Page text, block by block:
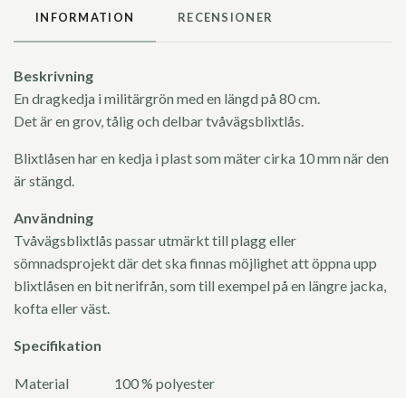
INFORMATION RECENSIONER
Beskrivning
En dragkedja i militärgrön med en längd på 80 cm.
Det är en grov, tålig och delbar tvåvägsblixtlås.
Blixtlåsen har en kedja i plast som mäter cirka 10 mm när den
är stängd.
Användning
Tvåvägsblixtlås passar utmärkt till plagg eller
sömnadsprojekt där det ska finnas möjlighet att öppna upp
blixtlåsen en bit nerifrån, som till exempel på en längre jacka,
kofta eller väst.
Specifikation
Material
100 % polyester